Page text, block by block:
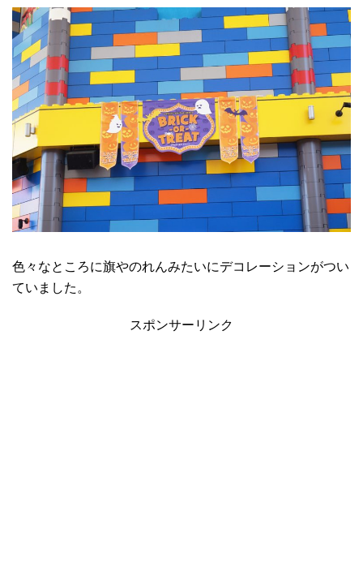
色々なところに旗やのれんみたいにデコレーションがつい
ていました。
スポンサーリンク